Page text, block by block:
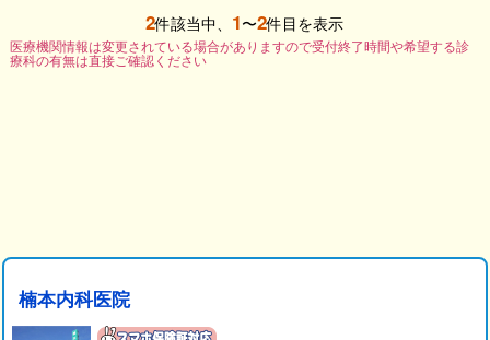
2件該当中、 1〜2件目を表示
医療機関情報は変更されている場合がありますので受付終了時間や希望する診
療科の有無は直接ご確認ください
楠本内科医院